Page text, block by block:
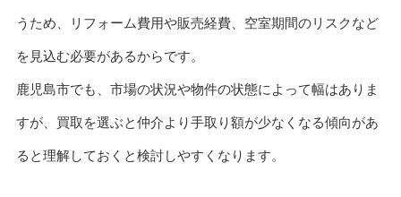
うため、リフォーム費用や販売経費、空室期間のリスクなど
を見込む必要があるからです。
鹿児島市でも、市場の状況や物件の状態によって幅はありま
すが、買取を選ぶと仲介より手取り額が少なくなる傾向があ
ると理解しておくと検討しやすくなります。